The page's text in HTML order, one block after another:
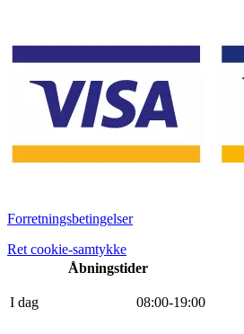
Forretningsbetingelser
Ret cookie-samtykke
Åbningstider
I dag 08:00-19:00